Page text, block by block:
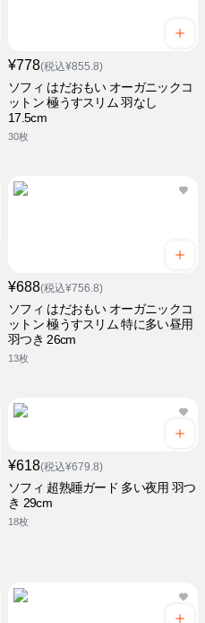
¥778(税込¥855.8)
ソフィ はだおもい オーガニックコ
ットン 極うすスリム 羽なし
17.5cm
30枚
¥688(税込¥756.8)
ソフィ はだおもい オーガニックコ
ットン 極うすスリム 特に多い昼用
羽つき 26cm
13枚
¥618(税込¥679.8)
ソフィ 超熟睡ガード 多い夜用 羽つ
き 29cm
18枚